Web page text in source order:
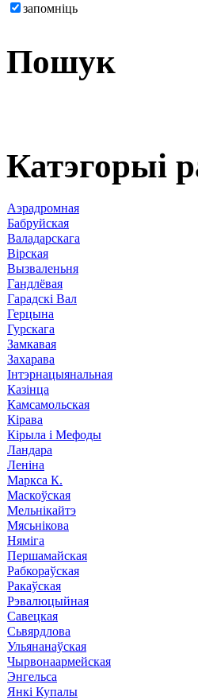
запомніць
Пошук
Катэгорыі
Аэрадромная
Бабруйская
Валадарскага
Вірская
Вызваленьня
Гандлёвая
Гарадскі Вал
Герцына
Гурскага
Замкавая
Захарава
Інтэрнацыянальная
Казінца
Камсамольская
Кірава
Кірыла і Мефоды
Ландара
Леніна
Маркса К.
Маскоўская
Мельнікайтэ
Мясьнікова
Няміга
Першамайская
Рабкораўская
Ракаўская
Рэвалюцыйная
Савецкая
Сьвярдлова
Ульянанаўская
Чырвонаармейская
Энгельса
Янкі Купалы